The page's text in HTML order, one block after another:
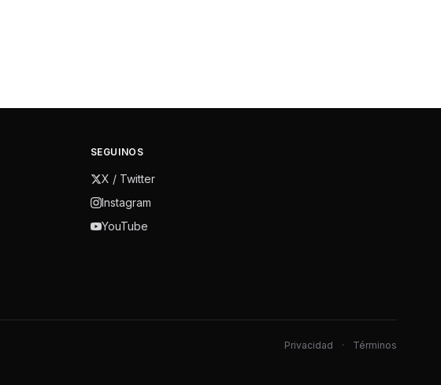
SEGUINOS
X / Twitter
Instagram
YouTube
Privacidad · Términos